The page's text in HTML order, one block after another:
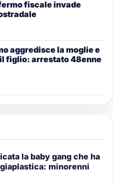
fiscale invade
aggredisce la moglie e
figlio: arrestato 48enne
la baby gang che ha
minorenni